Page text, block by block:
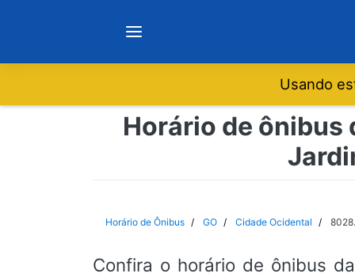
Notícias
São Paulo
Usando
Horário de ônibus
Horário de Ônibus GO Cidade Ocidental
Confira o horário de ônibus